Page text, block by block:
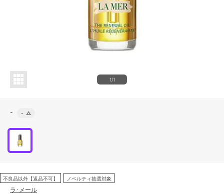
1/1
- - △
不良品以外【返品不可】 ノベルティ抽選対象
ラ･メール